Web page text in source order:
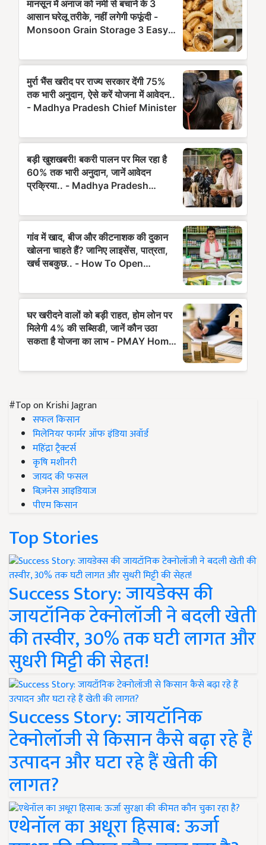
#Top on Krishi Jagran
सफल किसान
मिलेनियर फार्मर ऑफ इंडिया अवॉर्ड
महिंद्रा ट्रैक्टर्स
कृषि मशीनरी
जायद की फसल
बिज़नेस आइडियाज
पीएम किसान
Top Stories
Success Story: जायडेक्स की
जायटॉनिक टेक्नोलॉजी ने बदली खेती
की तस्वीर, 30% तक घटी लागत और
सुधरी मिट्टी की सेहत!
Success Story: जायटॉनिक
टेक्नोलॉजी से किसान कैसे बढ़ा रहे हैं
उत्पादन और घटा रहे हैं खेती की
लागत?
एथेनॉल का अधूरा हिसाब: ऊर्जा